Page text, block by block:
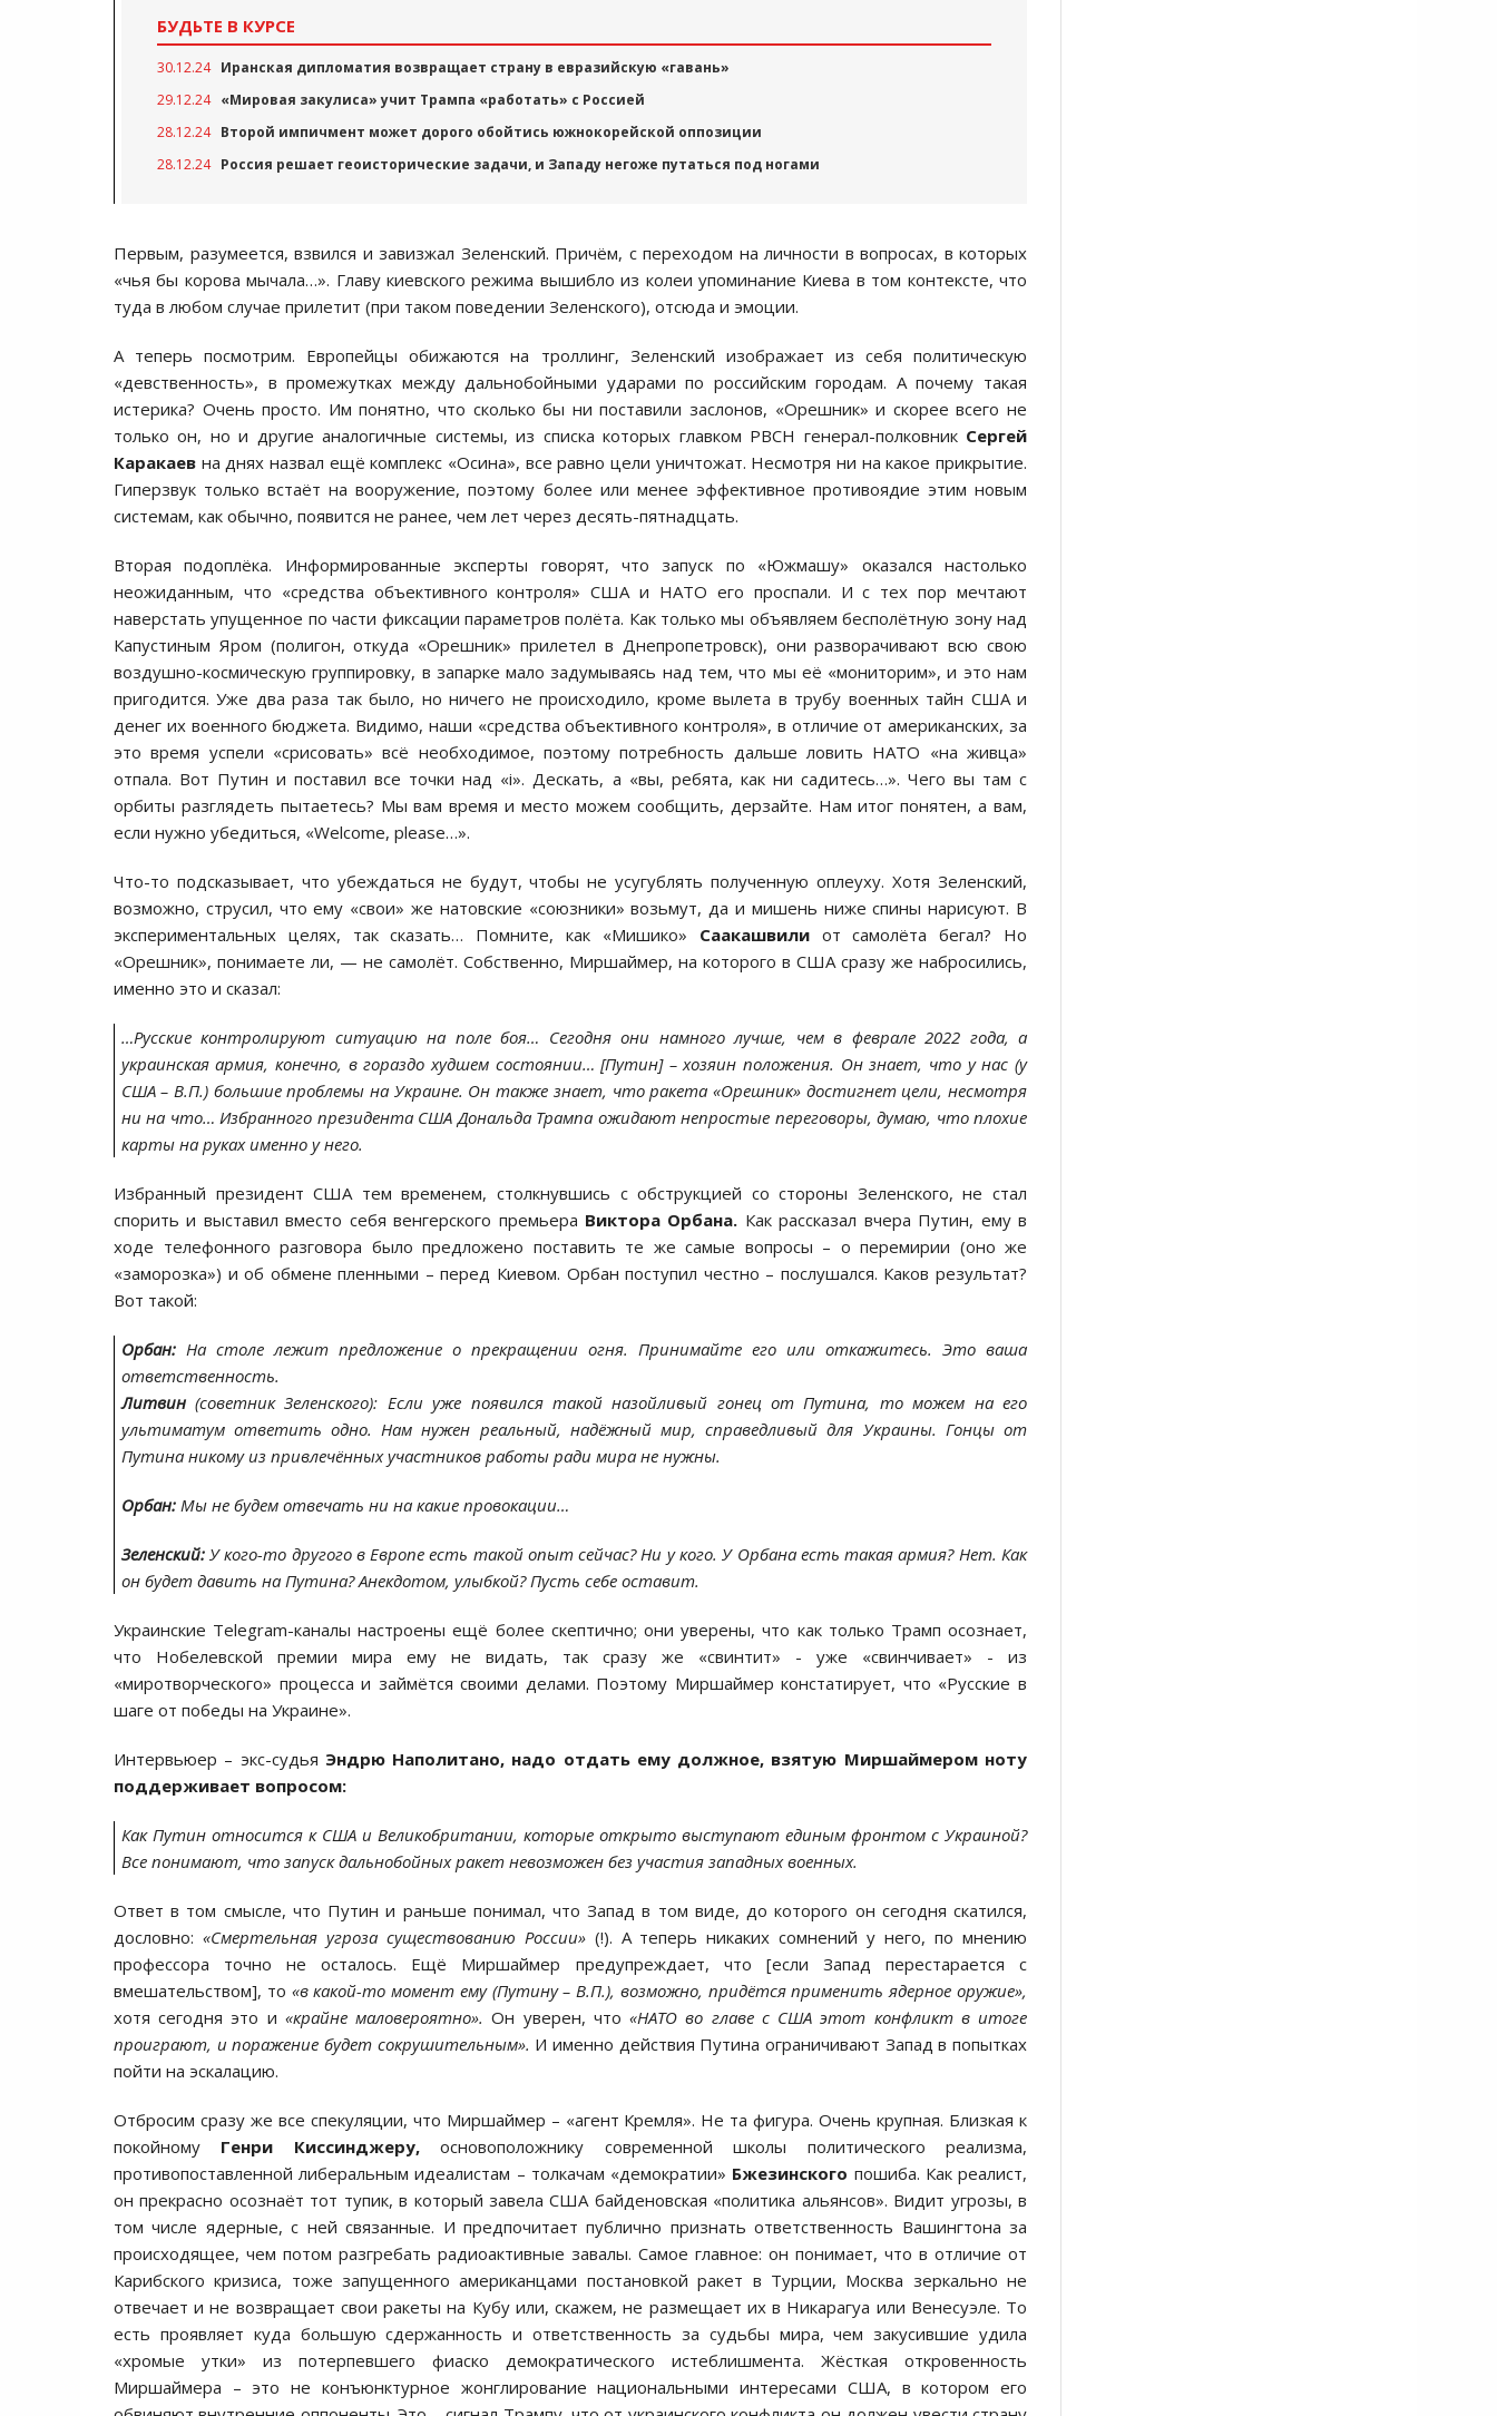
БУДЬТЕ В КУРСЕ
30.12.24
Иранская дипломатия возвращает страну в евразийскую «гавань»
29.12.24
«Мировая закулиса» учит Трампа «работать» с Россией
28.12.24
Второй импичмент может дорого обойтись южнокорейской оппозиции
28.12.24
Россия решает геоисторические задачи, и Западу негоже путаться под ногами
Первым, разумеется, взвился и завизжал Зеленский. Причём, с переходом на личности в вопросах, в которых
«чья бы корова мычала…». Главу киевского режима вышибло из колеи упоминание Киева в том контексте, что
туда в любом случае прилетит (при таком поведении Зеленского), отсюда и эмоции.
А теперь посмотрим. Европейцы обижаются на троллинг, Зеленский изображает из себя политическую
«девственность», в промежутках между дальнобойными ударами по российским городам. А почему такая
истерика? Очень просто. Им понятно, что сколько бы ни поставили заслонов, «Орешник» и скорее всего не
только он, но и другие аналогичные системы, из списка которых главком РВСН генерал-полковник Сергей
Каракаев на днях назвал ещё комплекс «Осина», все равно цели уничтожат. Несмотря ни на какое прикрытие.
Гиперзвук только встаёт на вооружение, поэтому более или менее эффективное противоядие этим новым
системам, как обычно, появится не ранее, чем лет через десять-пятнадцать.
Вторая подоплёка. Информированные эксперты говорят, что запуск по «Южмашу» оказался настолько
неожиданным, что «средства объективного контроля» США и НАТО его проспали. И с тех пор мечтают
наверстать упущенное по части фиксации параметров полёта. Как только мы объявляем бесполётную зону над
Капустиным Яром (полигон, откуда «Орешник» прилетел в Днепропетровск), они разворачивают всю свою
воздушно-космическую группировку, в запарке мало задумываясь над тем, что мы её «мониторим», и это нам
пригодится. Уже два раза так было, но ничего не происходило, кроме вылета в трубу военных тайн США и
денег их военного бюджета. Видимо, наши «средства объективного контроля», в отличие от американских, за
это время успели «срисовать» всё необходимое, поэтому потребность дальше ловить НАТО «на живца»
отпала. Вот Путин и поставил все точки над «i». Дескать, а «вы, ребята, как ни садитесь…». Чего вы там с
орбиты разглядеть пытаетесь? Мы вам время и место можем сообщить, дерзайте. Нам итог понятен, а вам,
если нужно убедиться, «Welcome, please…».
Что-то подсказывает, что убеждаться не будут, чтобы не усугублять полученную оплеуху. Хотя Зеленский,
возможно, струсил, что ему «свои» же натовские «союзники» возьмут, да и мишень ниже спины нарисуют. В
экспериментальных целях, так сказать… Помните, как «Мишико» Саакашвили от самолёта бегал? Но
«Орешник», понимаете ли, — не самолёт. Собственно, Миршаймер, на которого в США сразу же набросились,
именно это и сказал:
…Русские контролируют ситуацию на поле боя… Сегодня они намного лучше, чем в феврале 2022 года, а
украинская армия, конечно, в гораздо худшем состоянии… [Путин] – хозяин положения. Он знает, что у нас (у
США – В.П.) большие проблемы на Украине. Он также знает, что ракета «Орешник» достигнет цели, несмотря
ни на что… Избранного президента США Дональда Трампа ожидают непростые переговоры, думаю, что плохие
карты на руках именно у него.
Избранный президент США тем временем, столкнувшись с обструкцией со стороны Зеленского, не стал
спорить и выставил вместо себя венгерского премьера Виктора Орбана. Как рассказал вчера Путин, ему в
ходе телефонного разговора было предложено поставить те же самые вопросы – о перемирии (оно же
«заморозка») и об обмене пленными – перед Киевом. Орбан поступил честно – послушался. Каков результат?
Вот такой:
Орбан:На столе лежит предложение о прекращении огня. Принимайте его или откажитесь. Это ваша
ответственность.
Литвин(советник Зеленского): Если уже появился такой назойливый гонец от Путина, то можем на его
ультиматум ответить одно. Нам нужен реальный, надёжный мир, справедливый для Украины. Гонцы от
Путина никому из привлечённых участников работы ради мира не нужны.
Орбан:Мы не будем отвечать ни на какие провокации…
Зеленский:У кого-то другого в Европе есть такой опыт сейчас? Ни у кого. У Орбана есть такая армия? Нет. Как
он будет давить на Путина? Анекдотом, улыбкой? Пусть себе оставит.
Украинские Telegram-каналы настроены ещё более скептично; они уверены, что как только Трамп осознает,
что Нобелевской премии мира ему не видать, так сразу же «свинтит» - уже «свинчивает» - из
«миротворческого» процесса и займётся своими делами. Поэтому Миршаймер констатирует, что «Русские в
шаге от победы на Украине».
Интервьюер – экс-судья Эндрю Наполитано, надо отдать ему должное, взятую Миршаймером ноту
поддерживает вопросом:
Как Путин относится к США и Великобритании, которые открыто выступают единым фронтом с Украиной?
Все понимают, что запуск дальнобойных ракет невозможен без участия западных военных.
Ответ в том смысле, что Путин и раньше понимал, что Запад в том виде, до которого он сегодня скатился,
дословно: «Смертельная угроза существованию России»(!). А теперь никаких сомнений у него, по мнению
профессора точно не осталось. Ещё Миршаймер предупреждает, что [если Запад перестарается с
вмешательством], то «в какой-то момент ему (Путину – В.П.), возможно, придётся применить ядерное оружие»,
хотя сегодня это и «крайне маловероятно».Он уверен, что«НАТО во главе с США этот конфликт в итоге
проиграют, и поражение будет сокрушительным». И именно действия Путина ограничивают Запад в попытках
пойти на эскалацию.
Отбросим сразу же все спекуляции, что Миршаймер – «агент Кремля». Не та фигура. Очень крупная. Близкая к
покойному Генри Киссинджеру,основоположнику современной школы политического реализма,
противопоставленной либеральным идеалистам – толкачам «демократии» Бжезинского пошиба. Как реалист,
он прекрасно осознаёт тот тупик, в который завела США байденовская «политика альянсов». Видит угрозы, в
том числе ядерные, с ней связанные. И предпочитает публично признать ответственность Вашингтона за
происходящее, чем потом разгребать радиоактивные завалы. Самое главное: он понимает, что в отличие от
Карибского кризиса, тоже запущенного американцами постановкой ракет в Турции, Москва зеркально не
отвечает и не возвращает свои ракеты на Кубу или, скажем, не размещает их в Никарагуа или Венесуэле. То
есть проявляет куда большую сдержанность и ответственность за судьбы мира, чем закусившие удила
«хромые утки» из потерпевшего фиаско демократического истеблишмента. Жёсткая откровенность
Миршаймера – это не конъюнктурное жонглирование национальными интересами США, в котором его